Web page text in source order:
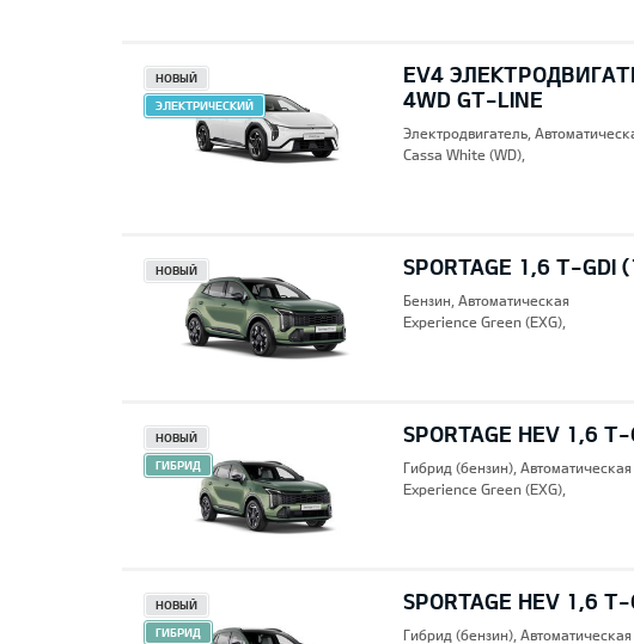
EV4
4WD GT-LINE
НОВЫЙ
ЭЛЕКТРИЧЕСКИЙ
Электродвигатель,
Cassa White (WD),
SPORTAGE 1,6 T-GDI
НОВЫЙ
Бензин, Автоматическая
Experience Green (EXG),
SPORTAGE HEV 1,6
НОВЫЙ
ГИБРИД
Гибрид (бензин), Автоматическая
Experience Green (EXG),
SPORTAGE HEV 1,6
НОВЫЙ
ГИБРИД
Гибрид (бензин), Автоматическая